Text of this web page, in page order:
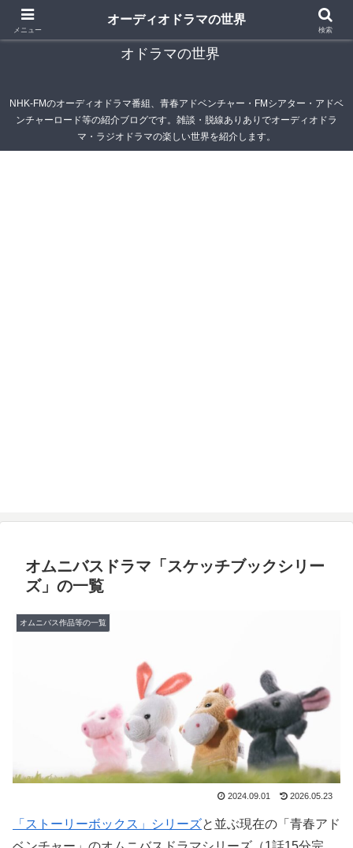
青春アドベンチャー雑記帳～オーディオドラマ・ラジ
オドラマの世界
NHK-FMのオーディオドラマ番組、青春アドベンチャー・FMシアター・アドベ
ンチャーロード等の紹介ブログです。雑談・脱線ありありでオーディオドラ
マ・ラジオドラマの楽しい世界を紹介します。
オムニバスドラマ「スケッチブックシリー
ズ」の一覧
オムニバス作品等の一覧
2024.09.01 2026.05.23
「ストーリーボックス」シリーズと並ぶ現在の「青春アド
メニュー
オーディオドラマの世界
検索